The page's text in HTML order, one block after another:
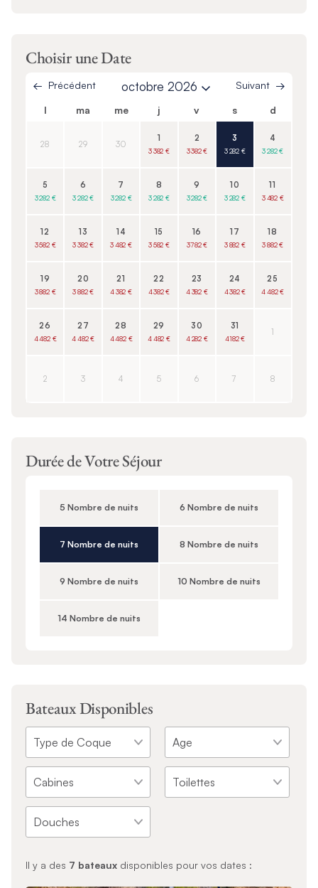
Choisir une Date
Précédent octobre 2026 Suivant
l ma me j v s d
28 29 30
1
3 382 €
2
3 382 €
3
3 282 €
4
3 282 €
5
3 282 €
6
3 282 €
7
3 282 €
8
3 282 €
9
3 282 €
10
3 282 €
11
3 482 €
12
3 582 €
13
3 382 €
14
3 482 €
15
3 582 €
16
3 782 €
17
3 882 €
18
3 882 €
19
3 882 €
20
3 882 €
21
4 382 €
22
4 382 €
23
4 382 €
24
4 382 €
25
4 482 €
26
4 482 €
27
4 482 €
28
4 482 €
29
4 482 €
30
4 282 €
31
4 182 €
1
2 3 4 5 6 7 8
Durée de Votre Séjour
5 Nombre de nuits 6 Nombre de nuits
7 Nombre de nuits 8 Nombre de nuits
9 Nombre de nuits 10 Nombre de nuits
14 Nombre de nuits
Bateaux Disponibles
Il y a des 7 bateauxdisponibles pour vos dates :